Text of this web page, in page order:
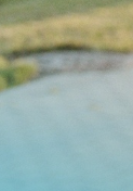
autopalyas
vallalnak…
elegedve.